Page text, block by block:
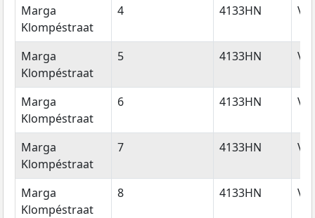
Marga
Klompéstraat
4 4133HN
Marga
Klompéstraat
5 4133HN
Marga
Klompéstraat
6 4133HN
Marga
Klompéstraat
7 4133HN
Marga
Klompéstraat
8 4133HN